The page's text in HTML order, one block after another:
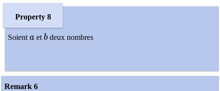
Property 8
Soienta
a etb
b deux nombres
Remark 6